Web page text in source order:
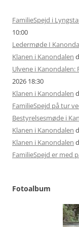
FamilieSpejd i
10:00
Ledermøde I
Klanen i Kanondalen
Ulvene i
2026 18:30
Klanen i Kanondalen
FamilieSpejd på tur
Bestyrelsesmøde i
Klanen i Kanondalen
Klanen i Kanondalen
FamilieSpejd er med
Fotoalbum